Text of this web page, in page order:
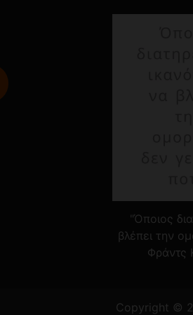
"Όποιος
βλέπει την
Φράντς
Copyright ©